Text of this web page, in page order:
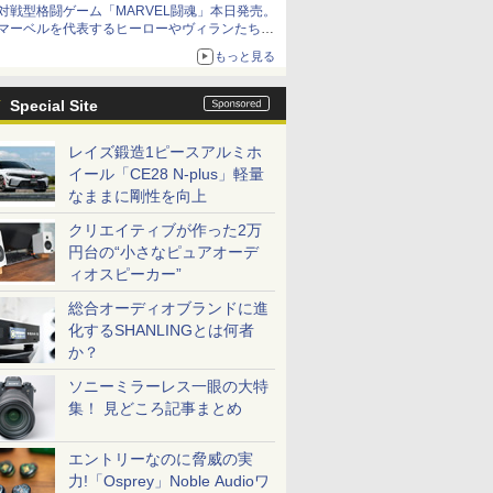
イスカップに入ったスライムやわたぼう、ベ
ーサタンなどがオリジナルアートで登場
戦型格闘ゲーム「MARVEL闘魂」本日発売。
ーベルを代表するヒーローやヴィランたちが
GUILTY GEAR」などの格ゲーを手掛けるア
もっと見る
Special Site
レイズ鍛造1ピースアルミホ
イール「CE28 N-plus」軽量
なままに剛性を向上
クリエイティブが作った2万
円台の“小さなピュアオーデ
ィオスピーカー”
総合オーディオブランドに進
化するSHANLINGとは何者
か？
ソニーミラーレス一眼の大特
集！ 見どころ記事まとめ
エントリーなのに脅威の実
力!「Osprey」Noble Audioワ